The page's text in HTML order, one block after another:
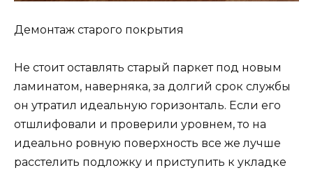
Демонтаж старого покрытия
Не стоит оставлять старый паркет под новым
ламинатом, наверняка, за долгий срок службы
он утратил идеальную горизонталь. Если его
отшлифовали и проверили уровнем, то на
идеально ровную поверхность все же лучше
расстелить подложку и приступить к укладке